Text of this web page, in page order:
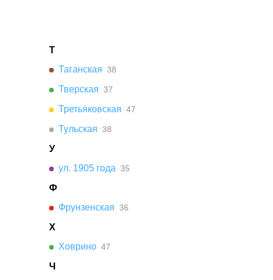
Т
Таганская 38
Тверская 37
Третьяковская 47
Тульская 38
У
ул. 1905 года 35
Ф
Фрунзенская 36
Х
Ховрино 47
Ч